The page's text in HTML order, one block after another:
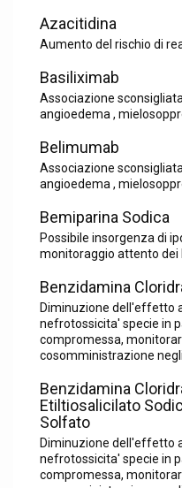
Azacitidina
Aumento del rischio di
Basiliximab
Associazione
angioedema ,
Belimumab
Associazione
angioedema ,
Bemiparina Sodica
Possibile insorgenza di
monitoraggio attento dei
Benzidamina
Diminuzione dell'effetto
nefrotossicita' specie in
compromessa,
cosomministrazione
Benzidamina
Etiltiosalicilato
Solfato
Diminuzione dell'effetto
nefrotossicita' specie in
compromessa,